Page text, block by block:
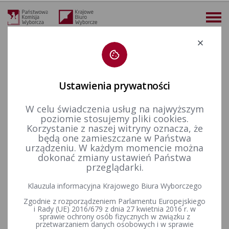
Deklaracja dostępności
więcej
Finansowanie polityki Finansowanie kampanii wyborczych Wybory uzupełniające do Senatu RP
2011 - okręg nr 37
Komunikat Państwowej Komisji Wyborczej z dnia 20 czerwca 2011 r. o przyjętych sprawozdaniach wyborczych komitetów wyborczych uczestniczących w wyborach uzupełniających do Senatu Rzeczpospolitei Polskiej, przeprowadzonych w dniu 6 lutego 2011 r. w wojewódz
Komunikat Państwowej
Komisji Wyborczej z dnia 20
czerwca 2011 r. o przyjętych
sprawozdaniach wyborczych
Ustawienia prywatności
W celu świadczenia usług na najwyższym
poziomie stosujemy pliki cookies.
Korzystanie z naszej witryny oznacza, że
będą one zamieszczane w Państwa
urządzeniu. W każdym momencie można
dokonać zmiany ustawień Państwa
przeglądarki.
Klauzula informacyjna Krajowego Biura Wyborczego
Zgodnie z rozporządzeniem Parlamentu Europejskiego
i Rady (UE) 2016/679 z dnia 27 kwietnia 2016 r. w
sprawie ochrony osób fizycznych w związku z
przetwarzaniem danych osobowych i w sprawie